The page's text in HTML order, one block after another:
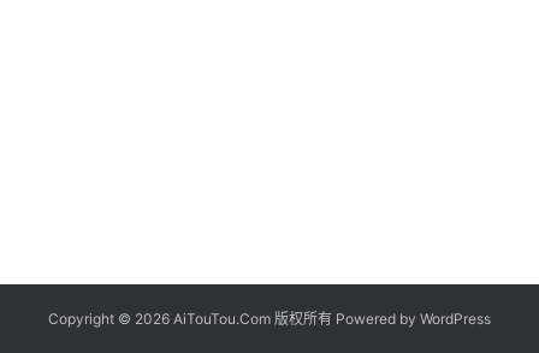
Copyright © 2026 AiTouTou.Com 版权所有 Powered by WordPress